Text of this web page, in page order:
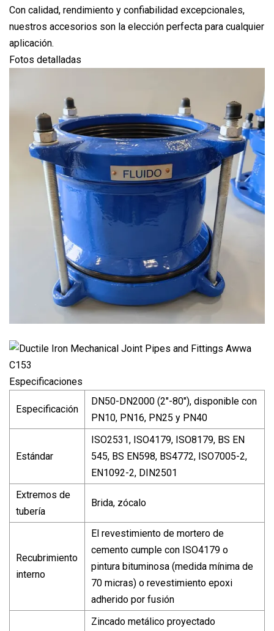
Con calidad, rendimiento y confiabilidad excepcionales,
nuestros accesorios son la elección perfecta para cualquier
aplicación.
Fotos detalladas
Especificaciones
Especificación
DN50-DN2000 (2"-80"), disponible con
PN10, PN16, PN25 y PN40
Estándar
ISO2531, ISO4179, ISO8179, BS EN
545, BS EN598, BS4772, ISO7005-2,
EN1092-2, DIN2501
Extremos de
tubería
Brida, zócalo
Recubrimiento
interno
El revestimiento de mortero de
cemento cumple con ISO4179 o
pintura bituminosa (medida mínima de
70 micras) o revestimiento epoxi
adherido por fusión
Zincado metálico proyectado